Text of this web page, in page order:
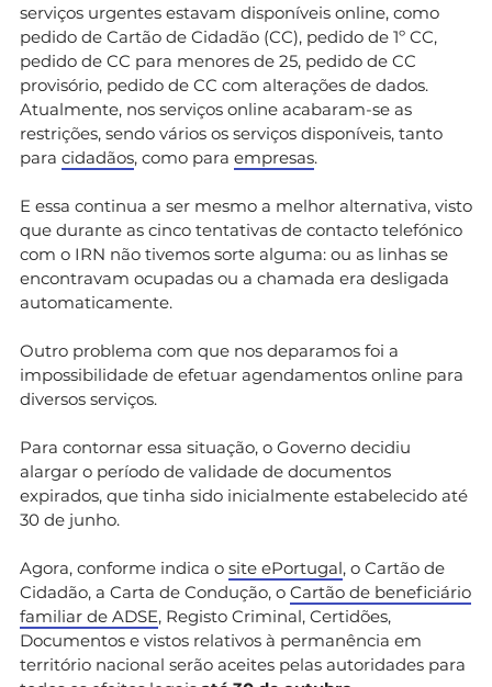
serviços urgentes estavam disponíveis online, como
pedido de Cartão de Cidadão (CC), pedido de 1º CC,
pedido de CC para menores de 25, pedido de CC
provisório, pedido de CC com alterações de dados.
Atualmente, nos serviços online acabaram-se as
restrições, sendo vários os serviços disponíveis, tanto
para cidadãos, como para empresas.
E essa continua a ser mesmo a melhor alternativa, visto
que durante as cinco tentativas de contacto telefónico
com o IRN não tivemos sorte alguma: ou as linhas se
encontravam ocupadas ou a chamada era desligada
automaticamente.
Outro problema com que nos deparamos foi a
impossibilidade de efetuar agendamentos online para
diversos serviços.
Para contornar essa situação, o Governo decidiu
alargar o período de validade de documentos
expirados, que tinha sido inicialmente estabelecido até
30 de junho.
Agora, conforme indica o site ePortugal, o Cartão de
Cidadão, a Carta de Condução, o Cartão de beneficiário
familiar de ADSE, Registo Criminal, Certidões,
Documentos e vistos relativos à permanência em
território nacional serão aceites pelas autoridades para